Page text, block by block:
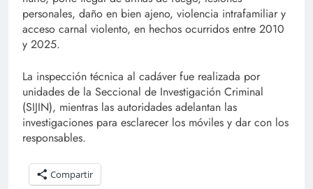
personales, daño en bien ajeno, violencia intrafamiliar y
acceso carnal violento, en hechos ocurridos entre 2010
y 2025.
La inspección técnica al cadáver fue realizada por
unidades de la Seccional de Investigación Criminal
(SIJIN), mientras las autoridades adelantan las
investigaciones para esclarecer los móviles y dar con los
responsables.
Compartir